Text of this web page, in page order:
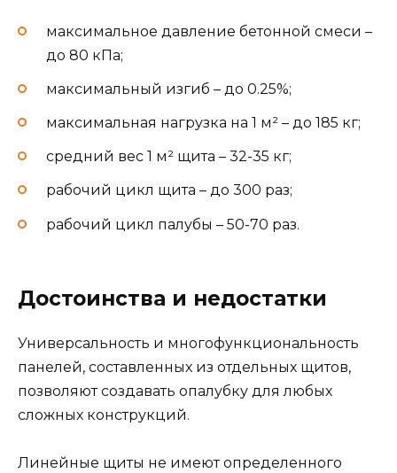
максимальное давление бетонной смеси –
до 80 кПа;
максимальный изгиб – до 0.25%;
максимальная нагрузка на 1 м² – до 185 кг;
средний вес 1 м² щита – 32-35 кг;
рабочий цикл щита – до 300 раз;
рабочий цикл палубы – 50-70 раз.
Достоинства и недостатки
Универсальность и многофункциональность
панелей, составленных из отдельных щитов,
позволяют создавать опалубку для любых
сложных конструкций.
Линейные щиты не имеют определенного